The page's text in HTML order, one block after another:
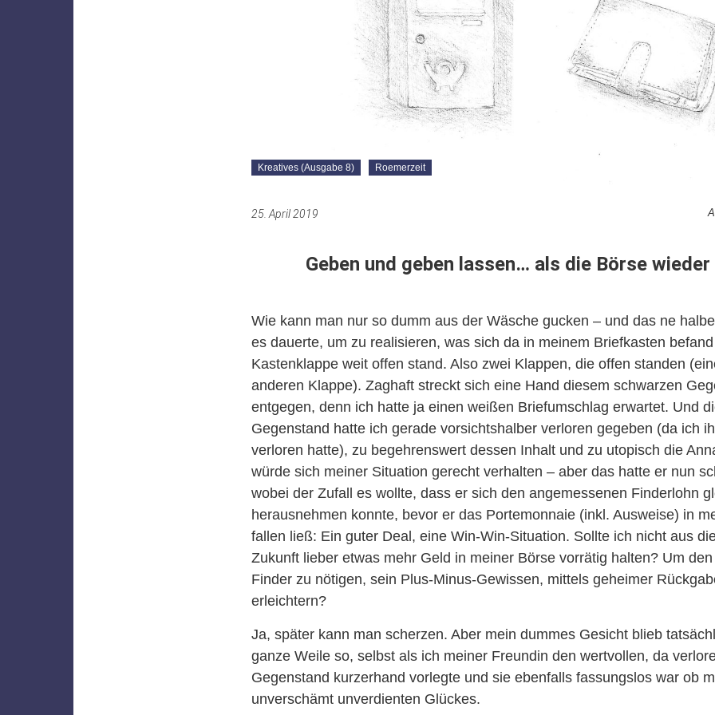
Kreatives (Ausgabe 8) Roemerzeit
25. April 2019
Geben und geben lassen… als die Börse wieder
Wie kann man nur so dumm aus der Wäsche gucken – und das ne
es dauerte, um zu realisieren, was sich da in meinem Briefkasten
Kastenklappe weit offen stand. Also zwei Klappen, die offen standen
anderen Klappe). Zaghaft streckt sich eine Hand diesem schwarzen
entgegen, denn ich hatte ja einen weißen Briefumschlag erwartet. Und
Gegenstand hatte ich gerade vorsichtshalber verloren gegeben (da ich
verloren hatte), zu begehrenswert dessen Inhalt und zu utopisch die
würde sich meiner Situation gerecht verhalten – aber das hatte er nun
wobei der Zufall es wollte, dass er sich den angemessenen Finderlohn
herausnehmen konnte, bevor er das Portemonnaie (inkl. Ausweise) in
fallen ließ: Ein guter Deal, eine Win-Win-Situation. Sollte ich nicht aus
Zukunft lieber etwas mehr Geld in meiner Börse vorrätig halten? Um
Finder zu nötigen, sein Plus-Minus-Gewissen, mittels geheimer
erleichtern?
Ja, später kann man scherzen. Aber mein dummes Gesicht blieb
ganze Weile so, selbst als ich meiner Freundin den wertvollen, da
Gegenstand kurzerhand vorlegte und sie ebenfalls fassungslos war ob
unverschämt unverdienten Glückes.